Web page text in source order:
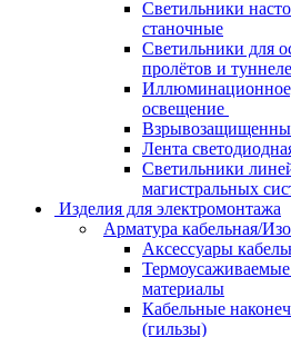
Светильники
станочные
Светильники для
пролётов и
освещение
Лента
Светильники
магистральных
Изделия для электромонтажа
Арматура кабельная/
Аксессуары
материалы
Кабельные
(гильзы)